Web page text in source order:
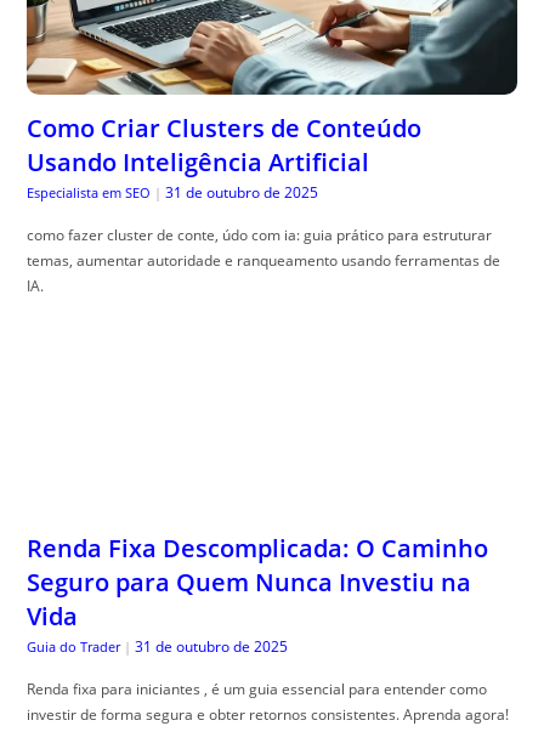
Como Criar Clusters de Conteúdo
Usando Inteligência Artificial
Especialista em SEO | 31 de outubro de 2025
como fazer cluster de conte, údo com ia: guia prático para estruturar
temas, aumentar autoridade e ranqueamento usando ferramentas de
IA.
Renda Fixa Descomplicada: O Caminho
Seguro para Quem Nunca Investiu na
Vida
Guia do Trader | 31 de outubro de 2025
Renda fixa para iniciantes , é um guia essencial para entender como
investir de forma segura e obter retornos consistentes. Aprenda agora!